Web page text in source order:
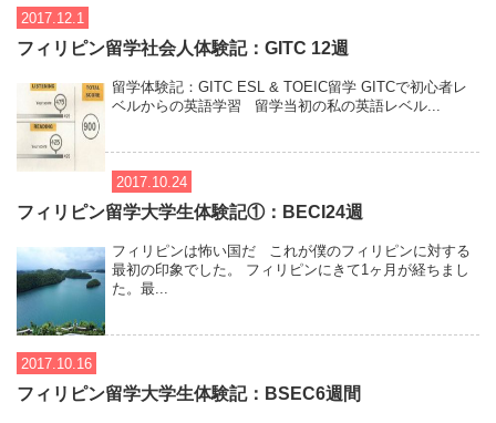
2017.12.1
フィリピン留学社会人体験記：GITC 12週
留学体験記：GITC ESL & TOEIC留学 GITCで初心者レ
ベルからの英語学習 留学当初の私の英語レベル...
2017.10.24
フィリピン留学大学生体験記①：BECI24週
フィリピンは怖い国だ これが僕のフィリピンに対する
最初の印象でした。 フィリピンにきて1ヶ月が経ちまし
た。最...
2017.10.16
フィリピン留学大学生体験記：BSEC6週間